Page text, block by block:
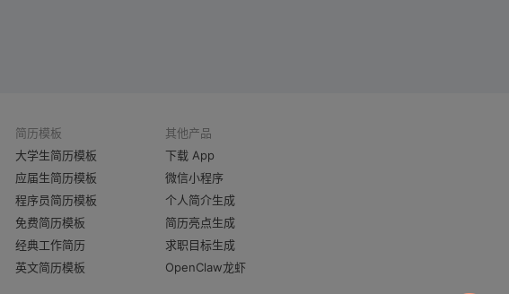
简历模板
大学生简历模板
应届生简历模板
程序员简历模板
免费简历模板
经典工作简历
英文简历模板
其他产品
下载 App
微信小程序
个人简介生成
简历亮点生成
求职目标生成
OpenClaw龙虾